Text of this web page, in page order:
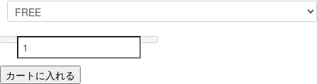
カートに入れる